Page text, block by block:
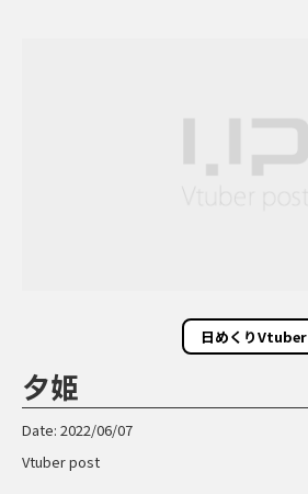
日めくりVtuber
夕姫
Date: 2022/06/07
Vtuber post